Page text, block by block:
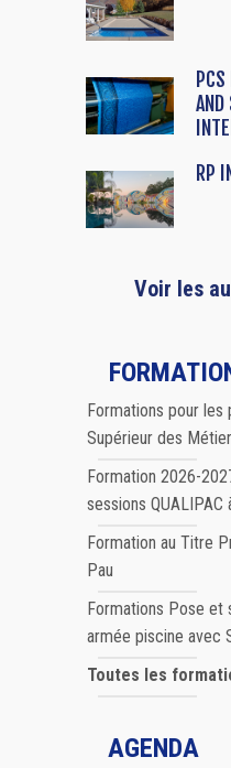
AND
RP
Voir les
Formations pour
Supérieur des
Formation 2026-
sessions
Formation au Titre
Pau
Formations Pose et
armée piscine avec
Toutes les
AGENDA